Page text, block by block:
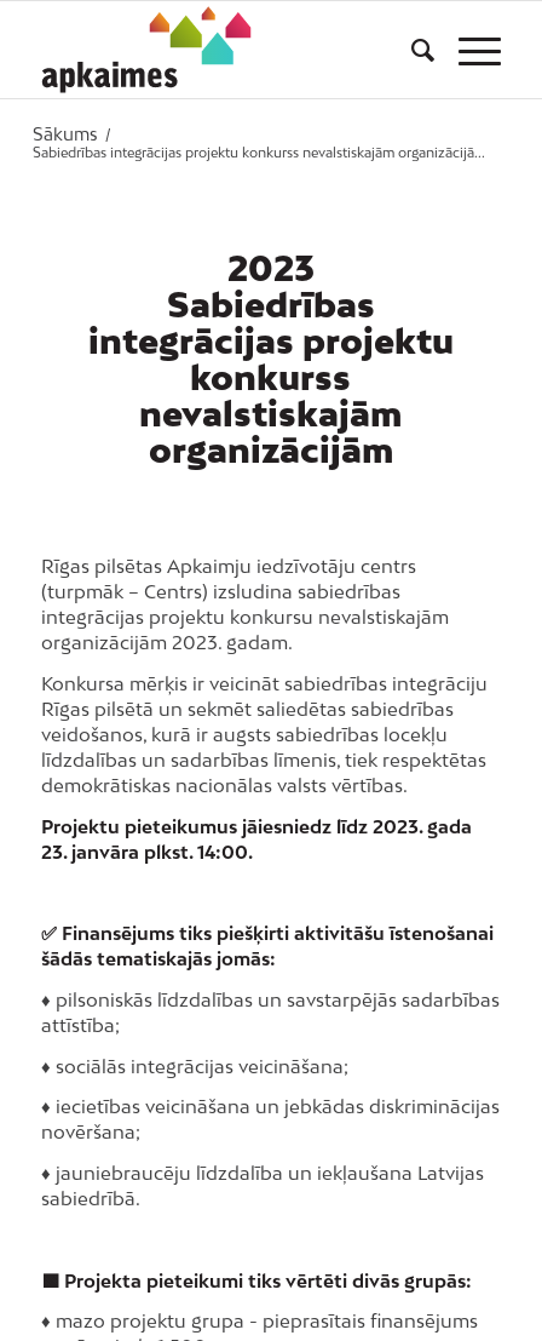
Sākums
/
Sabiedrības integrācijas projektu konkurss nevalstiskajām organizācijā...
2023
Sabiedrības
integrācijas projektu
konkurss
nevalstiskajām
organizācijām
Rīgas pilsētas Apkaimju iedzīvotāju centrs
(turpmāk – Centrs) izsludina sabiedrības
integrācijas projektu konkursu nevalstiskajām
organizācijām 2023. gadam.
Konkursa mērķis ir veicināt sabiedrības integrāciju
Rīgas pilsētā un sekmēt saliedētas sabiedrības
veidošanos, kurā ir augsts sabiedrības locekļu
līdzdalības un sadarbības līmenis, tiek respektētas
demokrātiskas nacionālas valsts vērtības.
Projektu pieteikumus jāiesniedz līdz 2023. gada
23. janvāra plkst. 14:00.
✅ Finansējums tiks piešķirti aktivitāšu īstenošanai
šādās tematiskajās jomās:
♦ pilsoniskās līdzdalības un savstarpējās sadarbības
attīstība;
♦ sociālās integrācijas veicināšana;
♦ iecietības veicināšana un jebkādas diskriminācijas
novēršana;
♦ jauniebraucēju līdzdalība un iekļaušana Latvijas
sabiedrībā.
🟩 Projekta pieteikumi tiks vērtēti divās grupās:
♦ mazo projektu grupa - pieprasītais finansējums